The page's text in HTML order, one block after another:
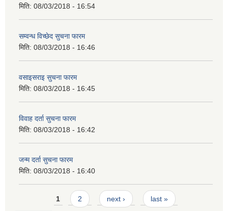
मिति: 08/03/2018 - 16:54
सम्वन्ध विच्छेद सुचना फारम
मिति: 08/03/2018 - 16:46
वसाइसराइ सुचना फारम
मिति: 08/03/2018 - 16:45
विवाह दर्ता सुचना फारम
मिति: 08/03/2018 - 16:42
जन्म दर्ता सुचना फारम
मिति: 08/03/2018 - 16:40
Pages1 2 next › last »